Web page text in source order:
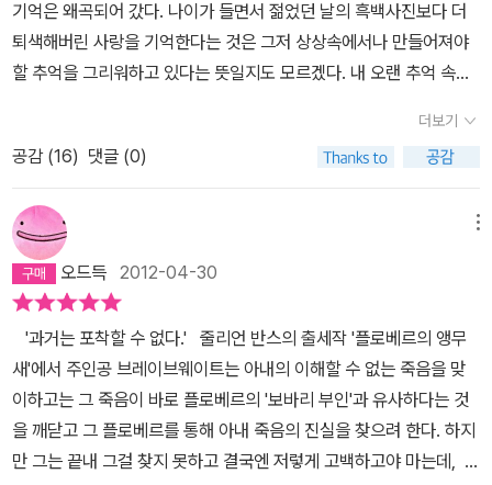
가지 않는가. 예를 들면, 기억이란 사건과 시간을 합친 것과 동등하다
고. ...또한 시간이 정착제 역할을 하는 게 아니라, 용해제에 가깝다는
사실을 우리는 명백히 알아야만 한다. 그러나 이렇게 믿는다 한들 뭔
탄하게 살아가는 데는 아무 도움이 안 된다. 그래서 우리는 그 사실을
무시해버린다.111p - 112p​이혼하고도 종종 토니를 만나주는 전처에
게 사정을 말해본다. 전처는 자신을 명쾌한 여자로, V는 미스터리한
여자로 분류하였다. 그리고 남자들은 어느 한쪽의 매력에 빠진다고
했다. 명쾌함을 골랐던 주인공은 뒤늦게 미스터리에 끌리는 중이었
다. 어느새 일기장을 돌려받는 문제보다 V의 환심을 사고 자신에 대
한 인식을 바로잡으려는 일에 몰두하는 토니. 그래서 계속 차갑게 구
는 V의 태도는 관심 밖이었고, 오로지 자신의 목적에만 매달리고 있
었다. 사실 그녀의 태도는 예나 지금이나 한결같았다. 언제나 비밀스
런 구석이 있었고, 좀처럼 답을 알려주지 않았으며, 수준을 따라오지
못하는 토니를 경멸하였다. 그런 V의 성격을 알고 있기에 별 대수롭
지 않아 했으나, 여전히 감을 못 잡는다는 핀잔을 듣다 보니 내가 알던
무조건 근사하게 작명한다고 반드시 좋은 결과를 얻는 것은 아니다.
코미디는 코미디 장르에 맞는 작명이 필요하다. < 황새의 멈추어선
목을 달 수는 없는 노릇이 아닌가 ? 의역 제목 가운데 최악은 제니퍼
린치 감독이 연출한 엽기 컬트 영화 << 'Boxing Helena >> 이다.
헬레나를 (죽여서) 상자 속에 (구겨) 넣기'라는 뜻인데 놀랍게도 국
내에서는 영화 내용과는 전혀 다른 << 남자가 여자를 사랑할 때 >
> 라는 제목으로 소개되었다. 로맨스 영화인 줄 알고 봤다가는 낙담
사 가서 공염불하기 딱이다. 낙담하기 일쑤라는 소리'다. 달달한 푸딩
을 시켰더니 새빨간 사천 짬뽕이 배달되어 온 경우라고나 할까. 줄리
안 반스 소설 << 예감은 틀리지 않는다 >> 는 원제가 ' THE SEN
SE OF AN ENDING ' 이다. 쉬운 단어로 이루어진 제목인데 막상
떠오르는 글감이 없다. 번역가는 ' 결말의 느낌 ' 정도로 직역하던데
내용과 연관지어 살펴보면 THE SENSE OF AN ENDING 는 비로
소 ' 뒤늦게 감을 잡다 ' 라는 뉘앙스가 숨겨져 있다. 터널은 끝에 가서
의 연애가 잘되지 않을 것이라는 것을 느낄 수 있는 부분이 많다. 무엇
보다 나도 여자이지만 베로니카의 그 도도하면서 알 수 없는 행동을
이해하기가 어렵다. 자신의 취향과 다른 토니의 음악 컬렉션에 뭐 그
런 얼굴을 할 것까지야. 그 여자 참, 고상한척 한다는 생각에 사실 나
는 베로니카가 마음에 안 들었다. 둘의 연애가 달콤하지도 않고 오로
는 연애는 뭐 이런 것뿐인가 싶어 따분해질 쯤 토니는 베로니카와 헤
어졌다. 그런 상실감을 털어내기 위해 미국으로 떠난 영국 청년 토니
는 방랑을 하며 돌아오니 그의 친구인 에이드리언의 자살 소식을 듣
는다. ​​​룸메이트들이 모두 떠난 주말 혼자 욕조에 물을 받고 동맥을 끊
었다. 그것도 정확하게 죽을 수 있기 위해서 사선으로 그었다는 친구
들의 얘기에 토니는 그냥 그의 죽음이 주변에서 말하는 것처럼 너무
똑똑해서 그랬다고만 생각했지 전혀 자신과 연관이 있었을지 모른다
는 추측은 하지 않는다. 물론 그가 미국으로 떠나기 전에 에이드리언
은 토니에게 편지를 보냈었다. 자신이 헤어진 베로니카와 사귀겠다
기억은 왜곡되어 갔다. 나이가 들면서 젊었던 날의 흑백사진보다 더
퇴색해버린 사랑을 기억한다는 것은 그저 상상속에서나 만들어져야
할 추억을 그리워하고 있다는 뜻일지도 모르겠다. 내 오랜 추억 속에
은 세월의 거리를 두고 있음을 인정할 수 밖에 없었을 때 나의 기억이
라는 것은, 또 나의 아름답기까지 했던 추억들이란 얼마나 많이 왜곡
되어 있는지를 쉬이 느낄 수 있었다.
제로 본 것과 언제나 똑같지 않은 법이다. 이 책은 1인칭시점으로 전
개되는 주인공 ‘토니’의 이야기이다. 예순이 넘어서야 알게 된 진실,
그것을 추적해가는 과정 속에서 자신의 기억이 얼마나 많이 왜곡 되
어 있는지를 깨닫기까지 주인공이 읊조리는 이야기들은 삶의 진실과
거짓의 잣대에 던지는 날카롭고 에누리 없는 시선이다. 이야기의 시
작은 누구나 한번쯤 지나온 시기- 어른들보다 더 삶을 확실하게 포착
한 착각속에서 진실과 도덕과 예술에 탐닉하며 적어도 어른보다는 낫
다는 '허세'를 부리는 그런 시기-에 만난 친구들의 이야기부터 시작한
더보기
공감 (16) 댓글 (0)
오드득 2012-04-30
'과거는 포착할 수 없다.' 줄리언 반스의 출세작 '플로베르의 앵무
새'에서 주인공 브레이브웨이트는 아내의 이해할 수 없는 죽음을 맞
이하고는 그 죽음이 바로 플로베르의 '보바리 부인'과 유사하다는 것
을 깨닫고 그 플로베르를 통해 아내 죽음의 진실을 찾으려 한다. 하지
만 그는 끝내 그걸 찾지 못하고 결국엔 저렇게 고백하고야 마는데, 특